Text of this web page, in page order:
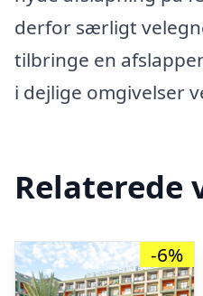
derfor særligt
tilbringe en
i dejlige omgivelser
Relaterede
-6%